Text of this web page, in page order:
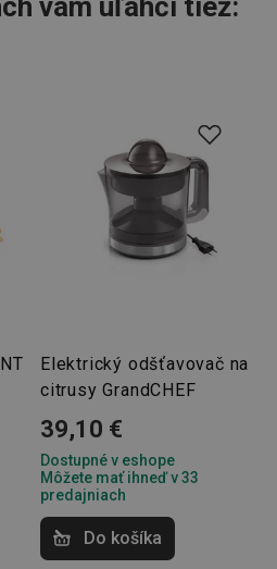
Elektrický odšťavovač na
citrusy GrandCHEF
39,10 €
Dostupné v eshope
Môžete mať ihneď v 33
predajniach
Do košíka